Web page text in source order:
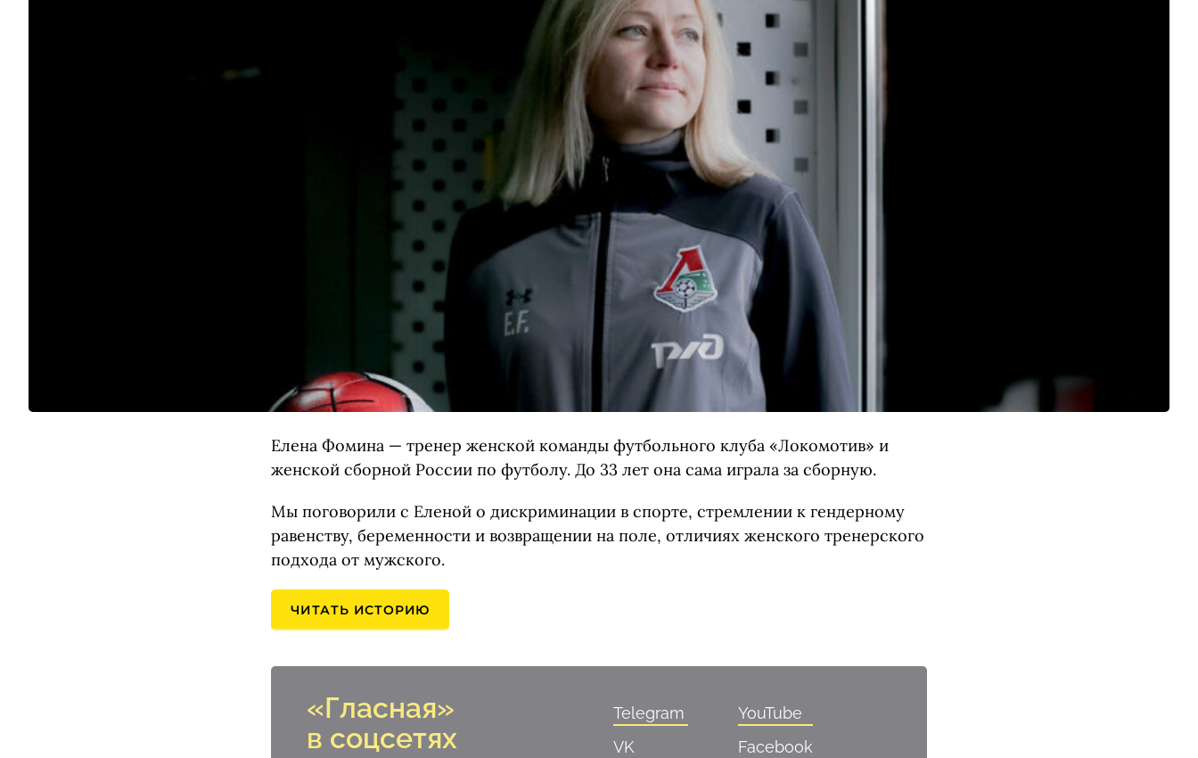
Елена Фомина — тренер женской команды футбольного клуба «Локомотив» и
женской сборной России по футболу. До 33 лет она сама играла за сборную.
Мы поговорили с Еленой о дискриминации в спорте, стремлении к гендерному
равенству, беременности и возвращении на поле, отличиях женского тренерского
подхода от мужского.
ЧИТАТЬ ИСТОРИЮ
«Гласная»
в соцсетях
Telegram
YouTube
VK
Facebook